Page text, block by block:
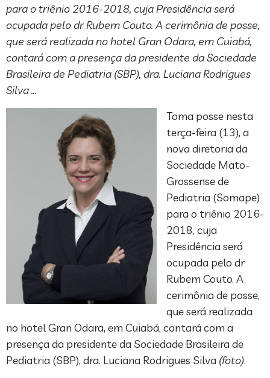
para o triênio 2016-2018, cuja Presidência será
ocupada pelo dr Rubem Couto. A cerimônia de posse,
que será realizada no hotel Gran Odara, em Cuiabá,
contará com a presença da presidente da Sociedade
Brasileira de Pediatria (SBP), dra. Luciana Rodrigues
Silva …
Toma posse nesta
terça-feira (13), a
nova diretoria da
Sociedade Mato-
Grossense de
Pediatria (Somape)
para o triênio 2016-
2018, cuja
Presidência será
ocupada pelo dr
Rubem Couto. A
cerimônia de posse,
que será realizada
no hotel Gran Odara, em Cuiabá, contará com a
presença da presidente da Sociedade Brasileira de
Pediatria (SBP), dra. Luciana Rodrigues Silva (foto).